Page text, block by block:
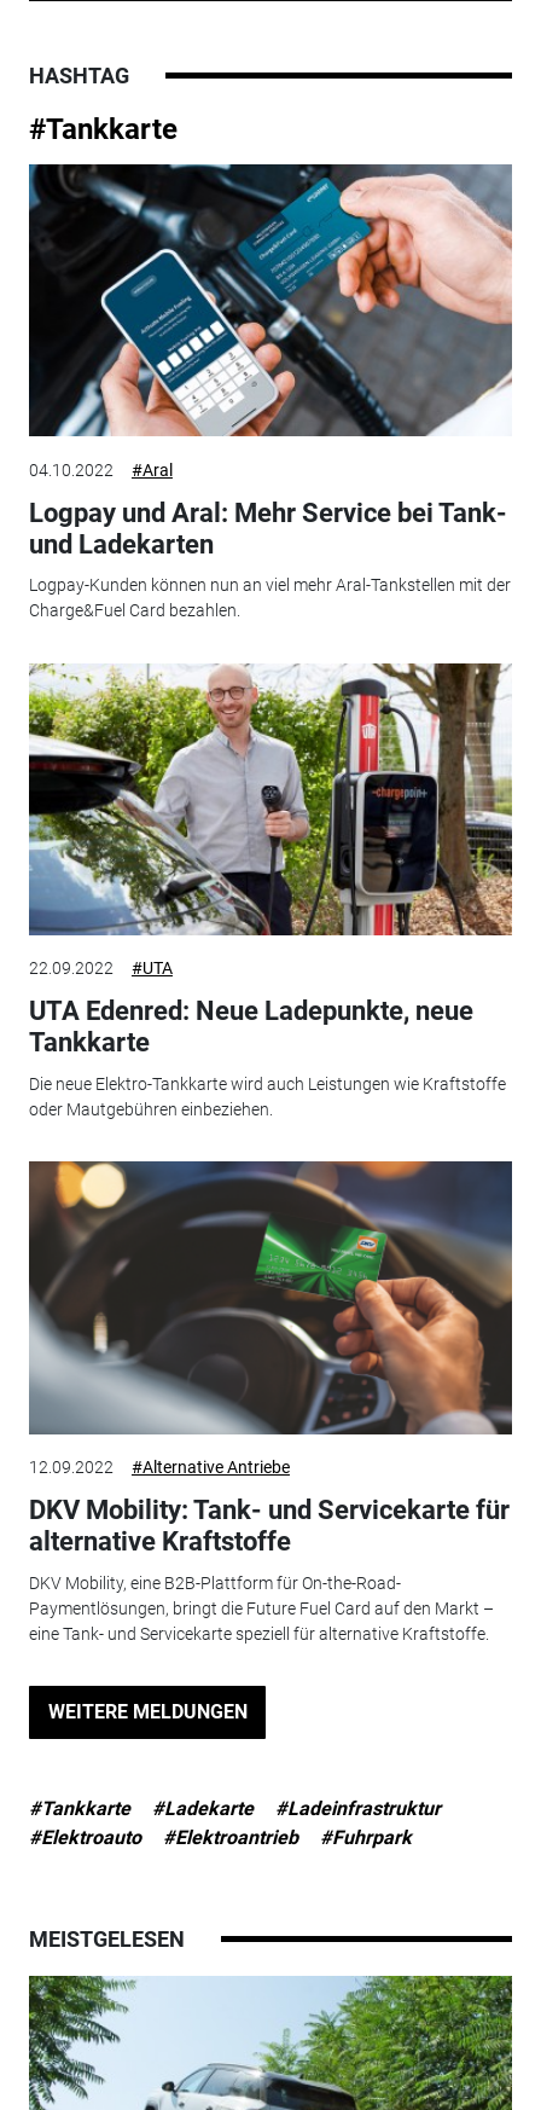
HASHTAG
#Tankkarte
04.10.2022 #Aral
Logpay und Aral: Mehr Service bei Tank-
und Ladekarten
Logpay-Kunden können nun an viel mehr Aral-Tankstellen mit der
Charge&Fuel Card bezahlen.
22.09.2022 #UTA
UTA Edenred: Neue Ladepunkte, neue
Tankkarte
Die neue Elektro-Tankkarte wird auch Leistungen wie Kraftstoffe
oder Mautgebühren einbeziehen.
12.09.2022 #Alternative Antriebe
DKV Mobility: Tank- und Servicekarte für
alternative Kraftstoffe
DKV Mobility, eine B2B-Plattform für On-the-Road-
Paymentlösungen, bringt die Future Fuel Card auf den Markt –
eine Tank- und Servicekarte speziell für alternative Kraftstoffe.
WEITERE MELDUNGEN
#Tankkarte #Ladekarte
#Ladeinfrastruktur
#Elektroauto
#Elektroantrieb #Fuhrpark
MEISTGELESEN